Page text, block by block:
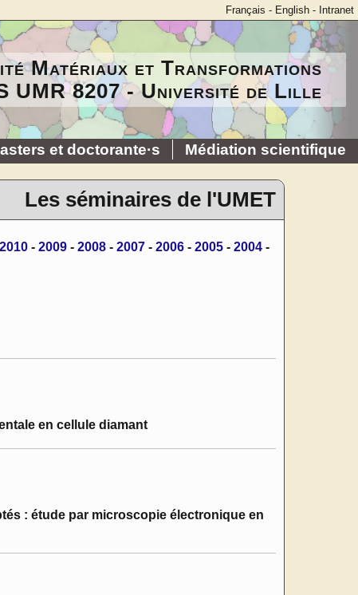
Français - English - Intranet
Matériaux et Transformations
UMR 8207 - Université de Lille
et doctorante·s Médiation scientifique
Les séminaires de l'UMET
2010 - 2009 - 2008 - 2007 - 2006 - 2005 - 2004 -
en cellule diamant
: étude par microscopie électronique en